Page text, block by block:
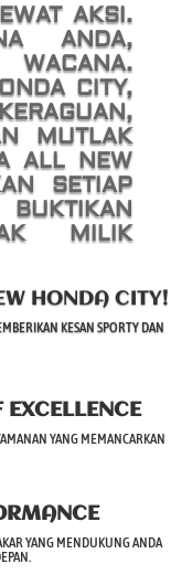
AKSI.
ANDA,
CITY,
MUTLAK
ALL NEW
SETIAP
MILIK
HONDA CITY!
KESAN SPORTY DAN
EXCELLENCE
YANG MEMANCARKAN
YANG MENDUKUNG ANDA